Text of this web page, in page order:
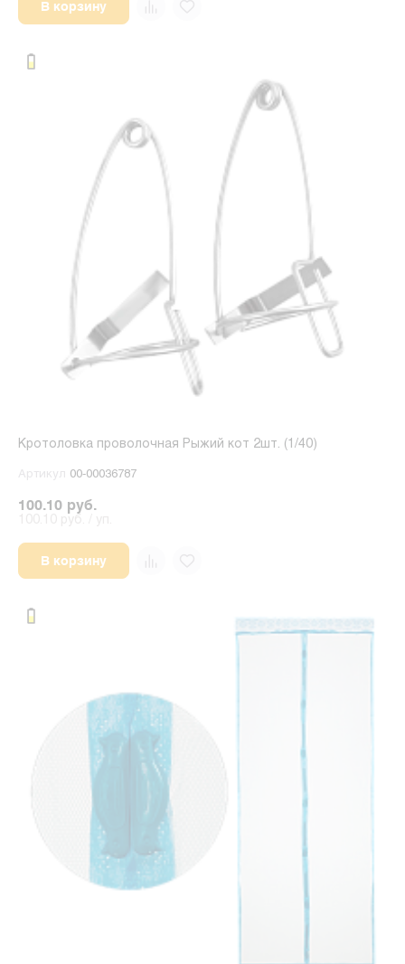
В корзину
Кротоловка проволочная Рыжий кот 2шт. (1/40)
Артикул 00-00036787
100.10 руб.
В корзину